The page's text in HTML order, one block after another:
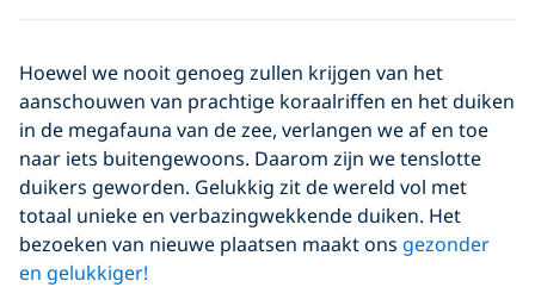
Hoewel we nooit genoeg zullen krijgen van het
aanschouwen van prachtige koraalriffen en het duiken
in de megafauna van de zee, verlangen we af en toe
naar iets buitengewoons. Daarom zijn we tenslotte
duikers geworden. Gelukkig zit de wereld vol met
totaal unieke en verbazingwekkende duiken. Het
bezoeken van nieuwe plaatsen maakt ons gezonder
en gelukkiger!